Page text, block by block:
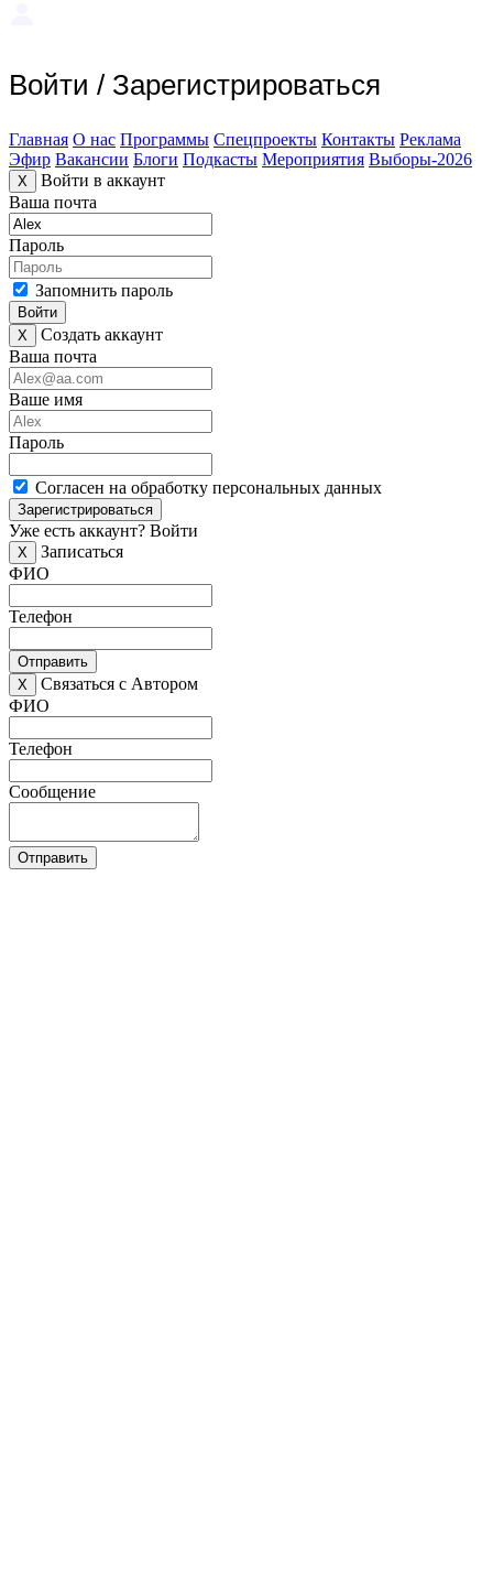
Войти / Зарегистрироваться
Главная О нас Программы Спецпроекты Контакты Реклама
Эфир Вакансии Блоги Подкасты Мероприятия Выборы-2026
X
Войти в аккаунт
Ваша почта
Пароль
Запомнить пароль
Войти
X
Создать аккаунт
Ваша почта
Ваше имя
Пароль
Согласен на обработку персональных данных
Зарегистрироваться
Уже есть аккаунт? Войти
X
Записаться
ФИО
Телефон
Отправить
X
Связаться с Автором
ФИО
Телефон
Сообщение
Отправить